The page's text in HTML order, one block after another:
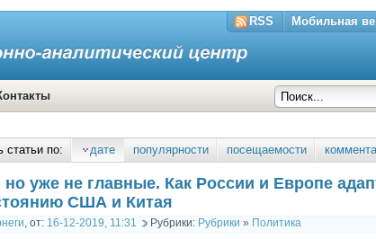
RSS Мобильная
статьи по: дате популярности посещаемости
уже не главные. Как России и Европе
США и Китая
, от: 16-12-2019, 11:31 Рубрики: Рубрики » Политика